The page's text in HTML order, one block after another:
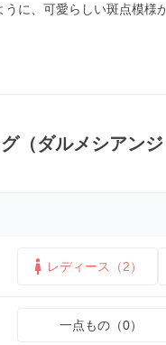
うに、可愛らしい斑点模様
（ダルメシアンジ
レディース（2）
一点もの（0）